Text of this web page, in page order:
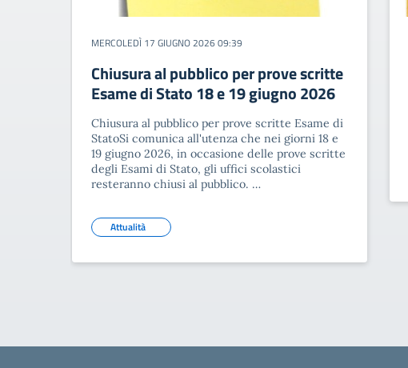
MERCOLEDÌ 17 GIUGNO 2026 09:39
Chiusura al pubblico per prove scritte
Esame di Stato 18 e 19 giugno 2026
Chiusura al pubblico per prove scritte Esame di
StatoSi comunica all'utenza che nei giorni 18 e
19 giugno 2026, in occasione delle prove scritte
degli Esami di Stato, gli uffici scolastici
resteranno chiusi al pubblico. …
Attualità